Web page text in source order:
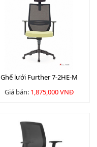
Ghế lưới Further 7-2HE-M
Giá bán: 1,875,000 VNĐ